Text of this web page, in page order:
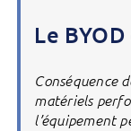
Le
Conséquence
matériels
l’équipement